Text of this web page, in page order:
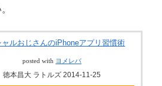
ャルおじさんのiPhoneアプリ習慣術
posted with ヨメレバ
徳本昌大 ラトルズ 2014-11-25